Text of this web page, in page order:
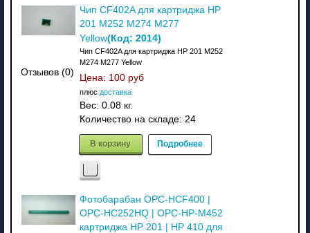
Отзывов (0)
Чип CF402A для картриджа HP
201 M252 M274 M277
Yellow(Код: 2014)
Чип CF402A для картриджа HP 201 M252
M274 M277 Yellow
Цена: 100 руб
плюс доставка
Вес: 0.08 кг.
Количество на складе: 24
В корзину Подробнее
Фотобарабан OPC-HCF400 |
OPC-HC252HQ | OPC-HP-M452
картриджа HP 201 | HP 410 для